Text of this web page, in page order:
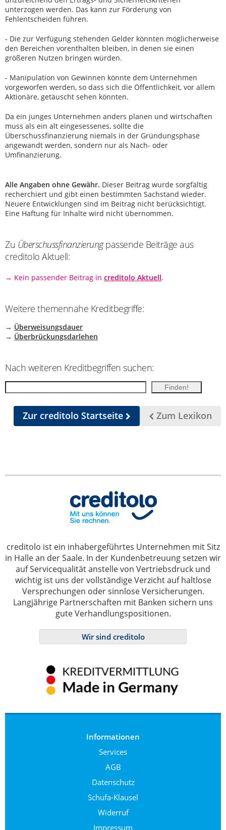
unterzogen werden. Das kann zur Förderung von
Fehlentscheiden führen.
- Die zur Verfügung stehenden Gelder könnten möglicherweise
den Bereichen vorenthalten bleiben, in denen sie einen
größeren Nutzen bringen würden.
- Manipulation von Gewinnen könnte dem Unternehmen
vorgeworfen werden, so dass sich die Öffentlichkeit, vor allem
Aktionäre, getäuscht sehen könnten.
Da ein junges Unternehmen anders planen und wirtschaften
muss als ein alt eingesessenes, sollte die
Überschussfinanzierung niemals in der Gründungsphase
angewandt werden, sondern nur als Nach- oder
Umfinanzierung.
Alle Angaben ohne Gewähr. Dieser Beitrag wurde sorgfältig
recherchiert und gibt einen bestimmten Sachstand wieder.
Neuere Entwicklungen sind im Beitrag nicht berücksichtigt.
Eine Haftung für Inhalte wird nicht übernommen.
Zu Überschussfinanzierungpassende Beiträge aus
creditolo Aktuell:
→ Kein passender Beitrag in creditolo Aktuell.
Weitere themennahe Kreditbegriffe:
→ Überweisungsdauer
→ Überbrückungsdarlehen
Nach weiteren Kreditbegriffen suchen:
Zum Lexikon
Zur creditolo Startseite
creditolo ist ein inhabergeführtes Unternehmen mit Sitz
in Halle an der Saale. In der Kundenbetreuung setzen wir
auf Servicequalität anstelle von Vertriebsdruck und
wichtig ist uns der vollständige Verzicht auf haltlose
Versprechungen oder sinnlose Versicherungen.
Langjährige Partnerschaften mit Banken sichern uns
gute Verhandlungspositionen.
Wir sind creditolo
Informationen
Services
AGB
Datenschutz
Schufa-Klausel
Widerruf
Impressum